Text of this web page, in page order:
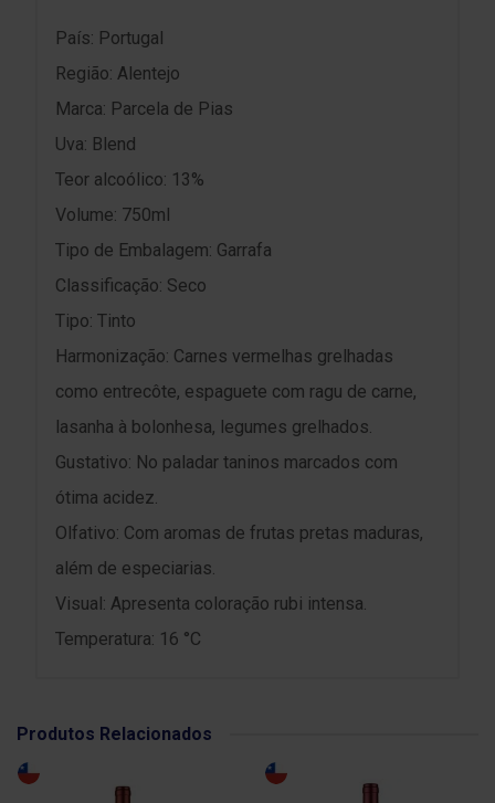
País: Portugal
Região: Alentejo
Marca: Parcela de Pias
Uva: Blend
Teor alcoólico: 13%
Volume: 750ml
Tipo de Embalagem: Garrafa
Classificação: Seco
Tipo: Tinto
Harmonização: Carnes vermelhas grelhadas
como entrecôte, espaguete com ragu de carne,
lasanha à bolonhesa, legumes grelhados.
Gustativo: No paladar taninos marcados com
ótima acidez.
Olfativo: Com aromas de frutas pretas maduras,
além de especiarias.
Visual: Apresenta coloração rubi intensa.
Temperatura: 16 °C
Produtos Relacionados